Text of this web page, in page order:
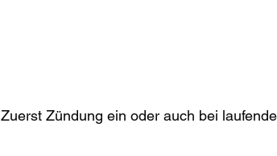
Zuerst Zündung ein oder auch bei